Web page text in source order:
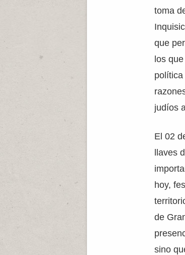
toma
que
los
judíos
El 02
llaves
hoy,
de
sino